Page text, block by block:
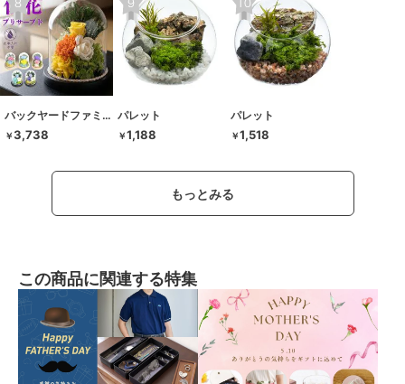
バックヤードファミリー
￥3,738
パレット
￥1,188
パレット
￥1,518
もっとみる
この商品に関連する特集